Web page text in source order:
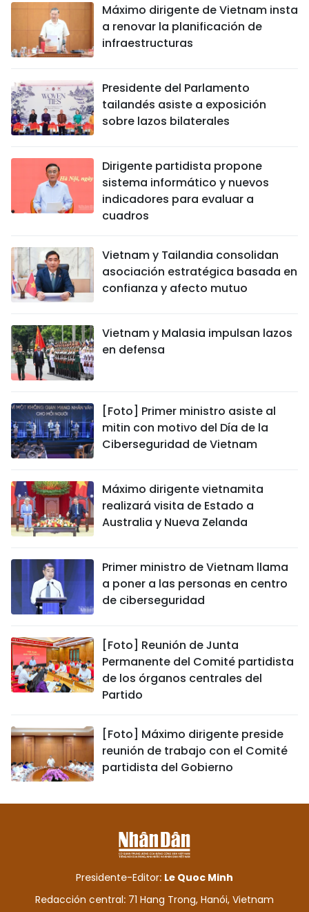
Máximo dirigente de Vietnam insta
a renovar la planificación de
infraestructuras
Presidente del Parlamento
tailandés asiste a exposición
sobre lazos bilaterales
Dirigente partidista propone
sistema informático y nuevos
indicadores para evaluar a
cuadros
Vietnam y Tailandia consolidan
asociación estratégica basada en
confianza y afecto mutuo
Vietnam y Malasia impulsan lazos
en defensa
[Foto] Primer ministro asiste al
mitin con motivo del Día de la
Ciberseguridad de Vietnam
Máximo dirigente vietnamita
realizará visita de Estado a
Australia y Nueva Zelanda
Primer ministro de Vietnam llama
a poner a las personas en centro
de ciberseguridad
[Foto] Reunión de Junta
Permanente del Comité partidista
de los órganos centrales del
Partido
[Foto] Máximo dirigente preside
reunión de trabajo con el Comité
partidista del Gobierno
Presidente-Editor: Le Quoc Minh
Redacción central: 71 Hang Trong, Hanói, Vietnam